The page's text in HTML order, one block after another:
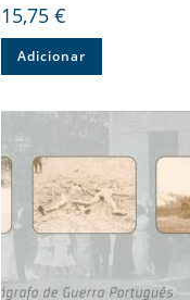
15,75 €
Adicionar